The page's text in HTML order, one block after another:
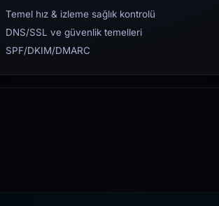
Temel hız & izleme sağlık kontrolü
DNS/SSL ve güvenlik temelleri
SPF/DKIM/DMARC